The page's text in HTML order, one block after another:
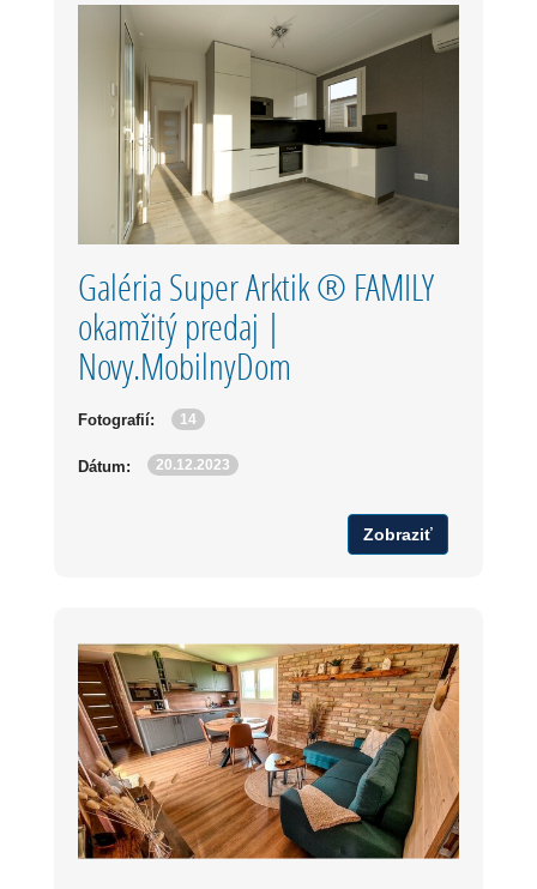
Galéria Super Arktik ® FAMILY
okamžitý predaj |
Novy.MobilnyDom
Fotografií: 14
Dátum: 20.12.2023
Zobraziť